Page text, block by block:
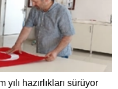
hazırlıkları sürüyor